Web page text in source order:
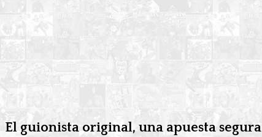
El guionista original, una apuesta segura